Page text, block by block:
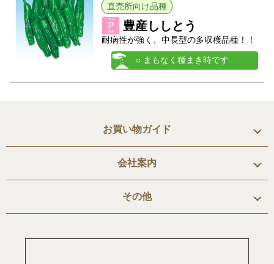
直売所向け品種
豊産ししとう
耐病性が強く、中長型の多収穫品種！！
○ まもなく種まき時です
お買い物ガイド
会社案内
その他